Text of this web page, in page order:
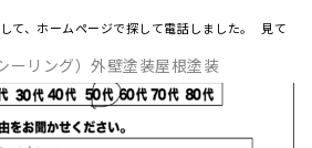
て、ホームページで探して電話しました。 見て
ーリング）外壁塗装屋根塗装